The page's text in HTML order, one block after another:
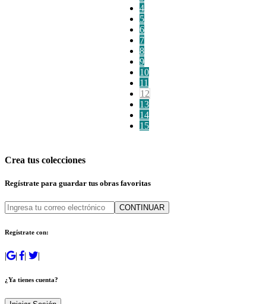
4
5
6
7
8
9
10
11
12
13
14
15
Crea tus colecciones
Regístrate para guardar tus obras favoritas
CONTINUAR
Regístrate con:
| | | |
¿Ya tienes cuenta?